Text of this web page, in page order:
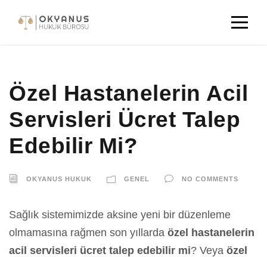
Özel Hastanelerin Acil
Servisleri Ücret Talep
Edebilir Mi?
OKYANUS HUKUK GENEL NO COMMENTS
Sağlık sistemimizde aksine yeni bir düzenleme
olmamasına rağmen son yıllarda özel hastanelerin
acil servisleri ücret talep edebilir mi? Veya özel